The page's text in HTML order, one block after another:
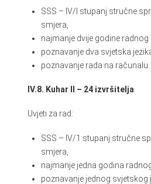
SSS – IV/I stupanj stručne
smjera,
najmanje dvije godine radnog
poznavanje dva svjetska
poznavanje rada na računalu.
IV.8. Kuhar II – 24 izvršitelja
Uvjeti za rad:
SSS – IV/1 stupanj stručne
smjera,
najmanje jedna godina
poznavanje jednog svjetskog